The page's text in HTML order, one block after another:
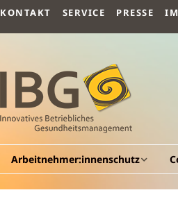
KONTAKT SERVICE PRESSE
Arbeitnehmer:innenschutz
Allgemeines